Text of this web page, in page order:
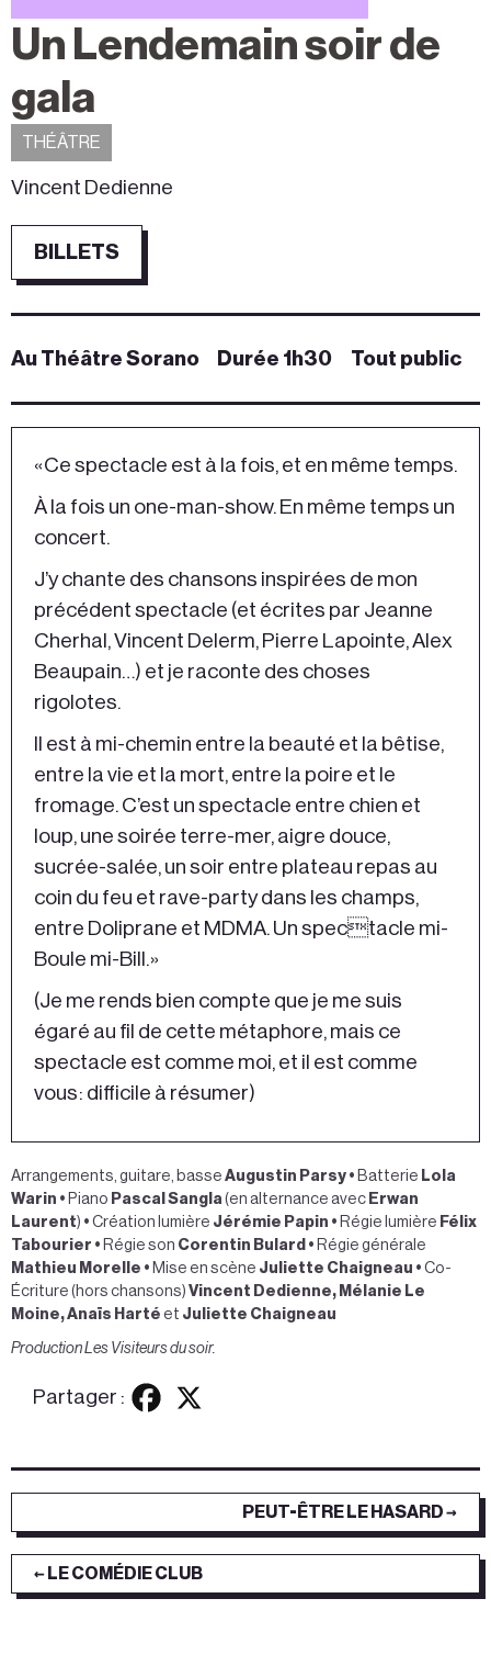
Un Lendemain soir de
gala
THÉÂTRE
Vincent Dedienne
BILLETS
Au Théâtre Sorano Durée 1h30 Tout public
« Ce spectacle est à la fois, et en même temps.
À la fois un one-man-show. En même temps un
concert.
J’y chante des chansons inspirées de mon
précédent spectacle (et écrites par Jeanne
Cherhal, Vincent Delerm, Pierre Lapointe, Alex
Beaupain…) et je raconte des choses
rigolotes.
Il est à mi-chemin entre la beauté et la bêtise,
entre la vie et la mort, entre la poire et le
fromage. C’est un spectacle entre chien et
loup, une soirée terre-mer, aigre douce,
sucrée-salée, un soir entre plateau repas au
coin du feu et rave-party dans les champs,
entre Doliprane et MDMA. Un spectacle mi-
Boule mi-Bill. »
(Je me rends bien compte que je me suis
égaré au fil de cette métaphore, mais ce
spectacle est comme moi, et il est comme
vous : difficile à résumer)
Arrangements, guitare, basse Augustin Parsy • Batterie Lola
Warin • Piano Pascal Sangla (en alternance avec Erwan
Laurent) • Création lumière Jérémie Papin • Régie lumière Félix
Tabourier • Régie son Corentin Bulard • Régie générale
Mathieu Morelle • Mise en scène Juliette Chaigneau • Co-
Écriture (hors chansons) Vincent Dedienne, Mélanie Le
Moine, Anaïs Harté et Juliette Chaigneau
Production Les Visiteurs du soir.
Partager :
← LE COMÉDIE CLUB
PEUT-ÊTRE LE HASARD →